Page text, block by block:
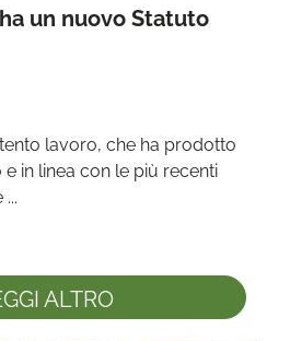
un nuovo Statuto
lavoro, che ha prodotto
in linea con le più recenti
ALTRO